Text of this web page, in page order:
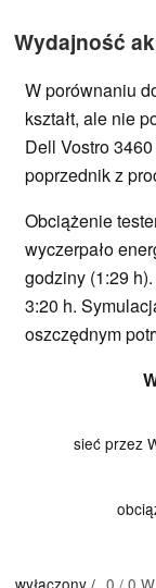
Wydajność
W porównaniu
kształt, ale nie
Dell Vostro
poprzednik z
Obciążenie
wyczerpało
godziny (1:29
3:20 h.
oszczędnym
sieć przez